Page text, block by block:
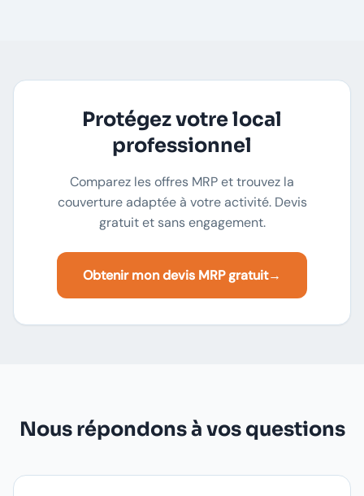
Protégez votre local
professionnel
Comparez les offres MRP et trouvez la
couverture adaptée à votre activité. Devis
gratuit et sans engagement.
Obtenir mon devis MRP gratuit→
Nous répondons à vos questions